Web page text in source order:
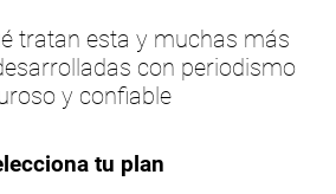
tratan esta y muchas más
con periodismo
y confiable
tu plan